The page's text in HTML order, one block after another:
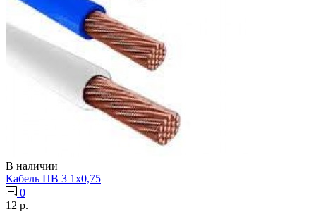
В наличии
Кабель ПВ 3 1х0,75
0
12 р.